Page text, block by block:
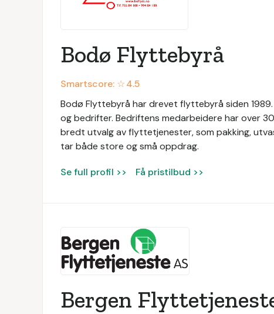
Bodø Flyttebyrå
Smartscore: ☆4.5
Bodø Flyttebyrå har drevet flyttebyrå siden
og bedrifter. Bedriftens medarbeidere har over
bredt utvalg av flyttetjenester, som pakking,
tar både store og små oppdrag.
Se full profil >> Få pristilbud >>
Bergen